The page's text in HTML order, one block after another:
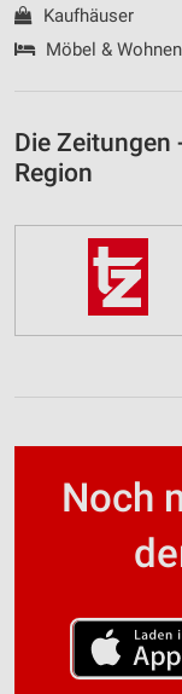
Kaufhäuser
Möbel & Wohnen
Die Zeitungen
Region
Noch